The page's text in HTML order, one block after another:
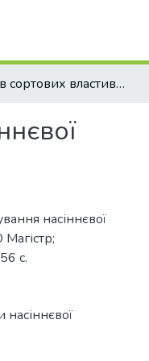
Вплив сортових властивостей на формування насіннєвої продуктивності сої
насіннєвої
с.
насіннєвої